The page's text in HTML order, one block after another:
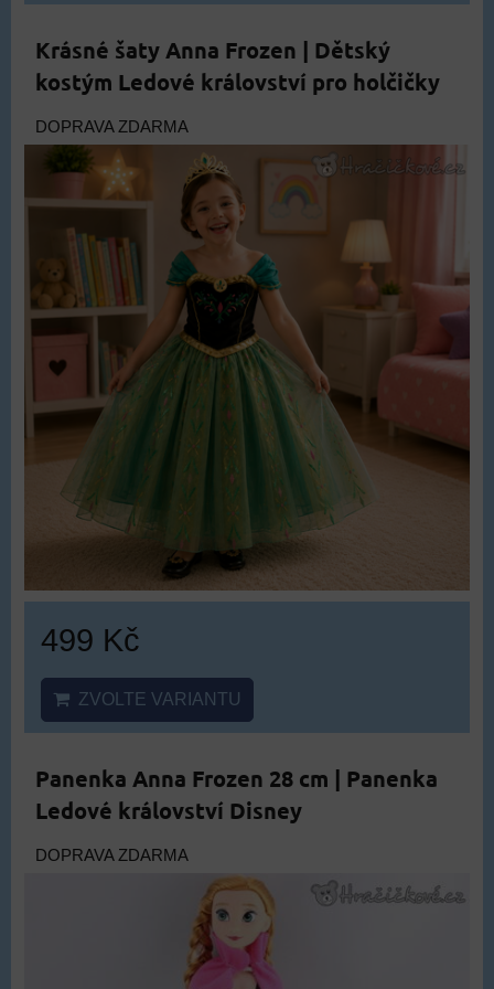
Krásné šaty Anna Frozen | Dětský
kostým Ledové království pro holčičky
DOPRAVA ZDARMA
499 Kč
ZVOLTE VARIANTU
Panenka Anna Frozen 28 cm | Panenka
Ledové království Disney
DOPRAVA ZDARMA